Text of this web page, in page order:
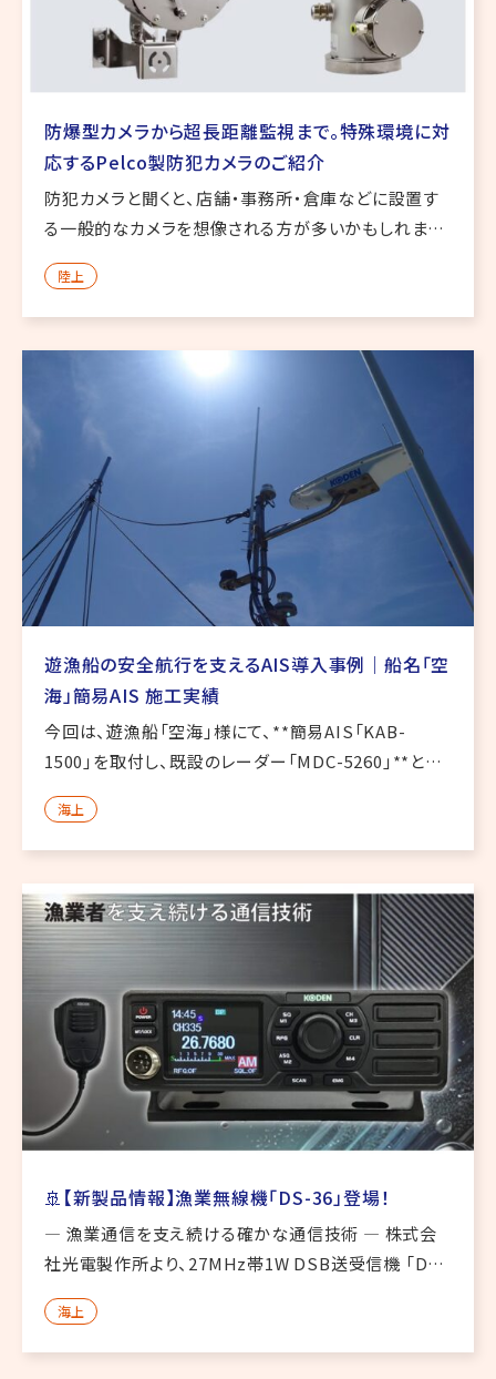
防爆型カメラから超長距離監視まで。特殊環境に対
応するPelco製防犯カメラのご紹介
防犯カメラと聞くと、店舗・事務所・倉庫などに設置す
る一般的なカメラを想像される方が多いかもしれませ
ん。 しかし、実際の現場では、通常の防犯カメラでは対
応が難しい環境があります。 たとえば、可燃性ガスや粉
塵が発生する工場・ […]
陸上
遊漁船の安全航行を支えるAIS導入事例｜船名「空
海」簡易AIS 施工実績
今回は、遊漁船「空海」様にて、**簡易AIS「KAB-
1500」を取付し、既設のレーダー「MDC-5260」**との
連携作業を行いました。AISデータをレーダーへ反映さ
せることで、周囲を航行する他船情報の把握に役立つ
構成 […]
海上
🚢【新製品情報】漁業無線機「DS-36」登場！
― 漁業通信を支え続ける確かな通信技術 ― 株式会
社光電製作所より、27MHz帯1W DSB送受信機 「DS-
36」 が新登場しました。長年にわたり漁業者を支えて
きたKODENの通信技術が、さらに進化。**「使いやす
さ」 […]
海上